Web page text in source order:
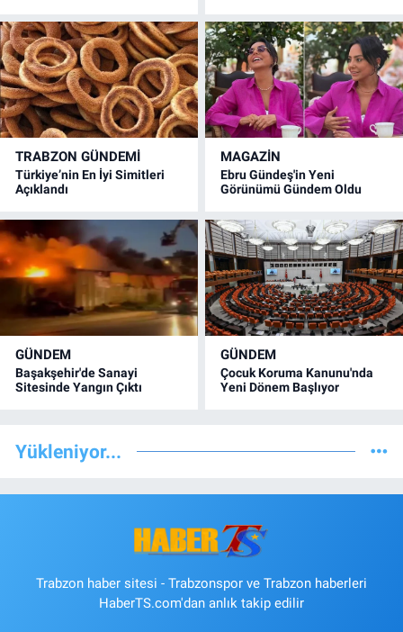
TRABZON GÜNDEMİ
Türkiye’nin En İyi Simitleri
Açıklandı
MAGAZİN
Ebru Gündeş'in Yeni
Görünümü Gündem Oldu
GÜNDEM
Başakşehir'de Sanayi
Sitesinde Yangın Çıktı
GÜNDEM
Çocuk Koruma Kanunu'nda
Yeni Dönem Başlıyor
Yükleniyor...
Trabzon haber sitesi - Trabzonspor ve Trabzon haberleri
HaberTS.com'dan anlık takip edilir